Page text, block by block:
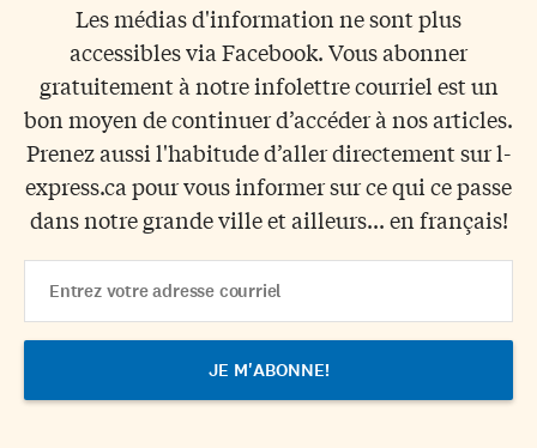
Les médias d'information ne sont plus
accessibles via Facebook. Vous abonner
gratuitement à notre infolettre courriel est un
bon moyen de continuer d’accéder à nos articles.
Prenez aussi l'habitude d’aller directement sur l-
express.ca pour vous informer sur ce qui ce passe
dans notre grande ville et ailleurs... en français!
Address